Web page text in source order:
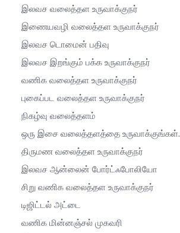
இலவச வலைத்தள உருவாக்குநர்
இணையவழி வலைத்தள உருவாக்குநர்
இலவச டொமைன் பதிவு
இலவச இறங்கும் பக்க உருவாக்குநர்
வணிக வலைத்தள உருவாக்குநர்
புகைப்பட வலைத்தள உருவாக்குநர்
நிகழ்வு வலைத்தளம்
ஒரு இசை வலைத்தளத்தை உருவாக்குங்கள்.
திருமண வலைத்தள உருவாக்குநர்
இலவச ஆன்லைன் போர்ட்ஃபோலியோ
சிறு வணிக வலைத்தள உருவாக்குநர்
டிஜிட்டல் அட்டை
வணிக மின்னஞ்சல் முகவரி